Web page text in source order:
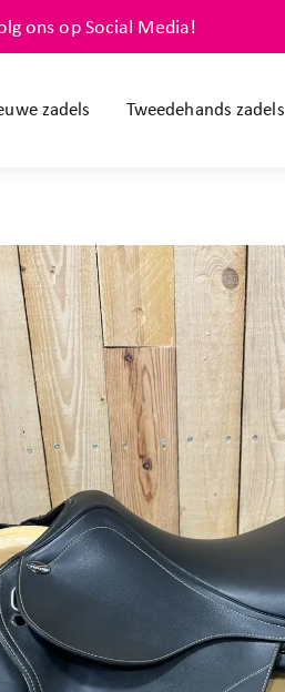
ons op Social Media!
zadels Tweedehands zadels